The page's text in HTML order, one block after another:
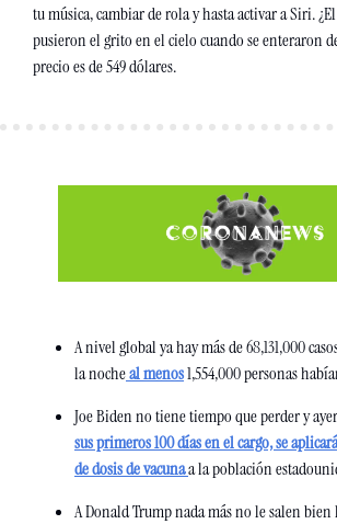
tu música, cambiar de rola y hasta activar a Siri.
pusieron el grito en el cielo cuando se enteraron
precio es de 549 dólares.
A nivel global ya hay más de 68,131,000
la noche al menos 1,554,000 personas
sus primeros 100 días en el cargo, se
de dosis de vacuna a la población
A Donald Trump nada más no le salen bien